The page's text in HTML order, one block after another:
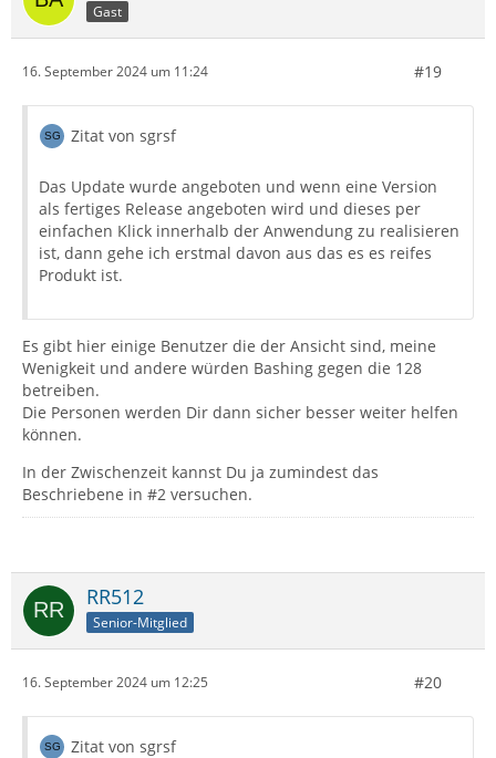
Gast
16. September 2024 um 11:24 #19
Zitat von sgrsf
Das Update wurde angeboten und wenn eine Version
als fertiges Release angeboten wird und dieses per
einfachen Klick innerhalb der Anwendung zu realisieren
ist, dann gehe ich erstmal davon aus das es es reifes
Produkt ist.
Es gibt hier einige Benutzer die der Ansicht sind, meine
Wenigkeit und andere würden Bashing gegen die 128
betreiben.
Die Personen werden Dir dann sicher besser weiter helfen
können.
In der Zwischenzeit kannst Du ja zumindest das
Beschriebene in #2 versuchen.
RR512
Senior-Mitglied
16. September 2024 um 12:25 #20
Zitat von sgrsf